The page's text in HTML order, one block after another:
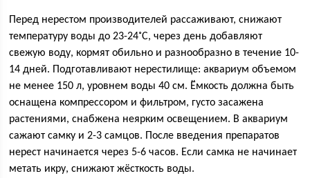
Перед нерестом производителей рассаживают, снижают
температуру воды до 23-24˚С, через день добавляют
свежую воду, кормят обильно и разнообразно в течение 10-
14 дней. Подготавливают нерестилище: аквариум объемом
не менее 150 л, уровнем воды 40 см. Ёмкость должна быть
оснащена компрессором и фильтром, густо засажена
растениями, снабжена неярким освещением. В аквариум
сажают самку и 2-3 самцов. После введения препаратов
нерест начинается через 5-6 часов. Если самка не начинает
метать икру, снижают жёсткость воды.